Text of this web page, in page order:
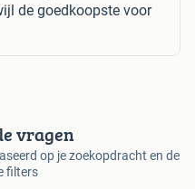
de goedkoopste voor
vragen
op je zoekopdracht en de
filters